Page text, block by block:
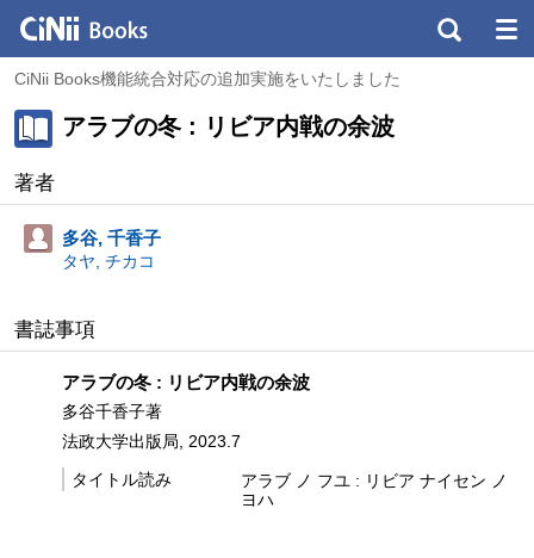
CiNii Books機能統合対応の追加実施をいたしました
アラブの冬 : リビア内戦の余波
著者
多谷, 千香子
タヤ, チカコ
書誌事項
アラブの冬 : リビア内戦の余波
多谷千香子著
法政大学出版局, 2023.7
タイトル読み
アラブ ノ フユ : リビア ナイセン ノ
ヨハ